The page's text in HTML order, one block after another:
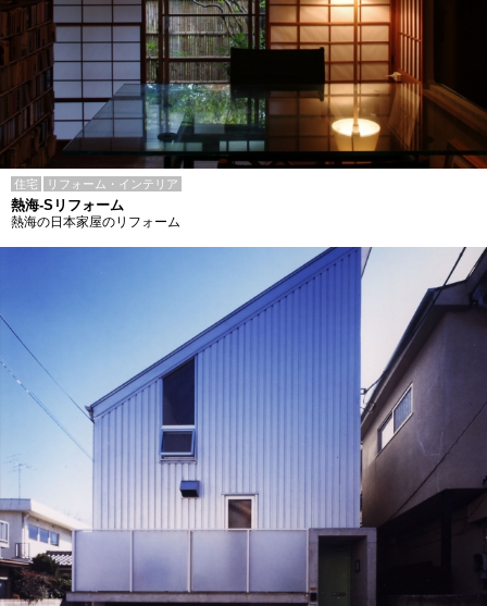
住宅 リフォーム・インテリア
熱海-Sリフォーム
熱海の日本家屋のリフォーム